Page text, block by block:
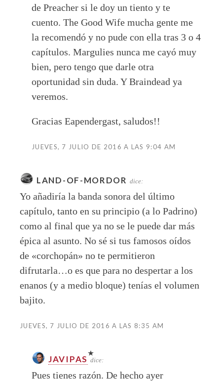
de Preacher si le doy un tiento y te
cuento. The Good Wife mucha gente me
la recomendó y no pude con ella tras 3 o 4
capítulos. Margulies nunca me cayó muy
bien, pero tengo que darle otra
oportunidad sin duda. Y Braindead ya
veremos.
Gracias Eapendergast, saludos!!
JUEVES, 7 JULIO DE 2016 A LAS 9:04 AM
LAND-OF-MORDOR dice:
Yo añadiría la banda sonora del último
capítulo, tanto en su principio (a lo Padrino)
como al final que ya no se le puede dar más
épica al asunto. No sé si tus famosos oídos
de «corchopán» no te permitieron
difrutarla…o es que para no despertar a los
enanos (y a medio bloque) tenías el volumen
bajito.
JUEVES, 7 JULIO DE 2016 A LAS 8:35 AM
JAVIPAS dice:
Pues tienes razón. De hecho ayer